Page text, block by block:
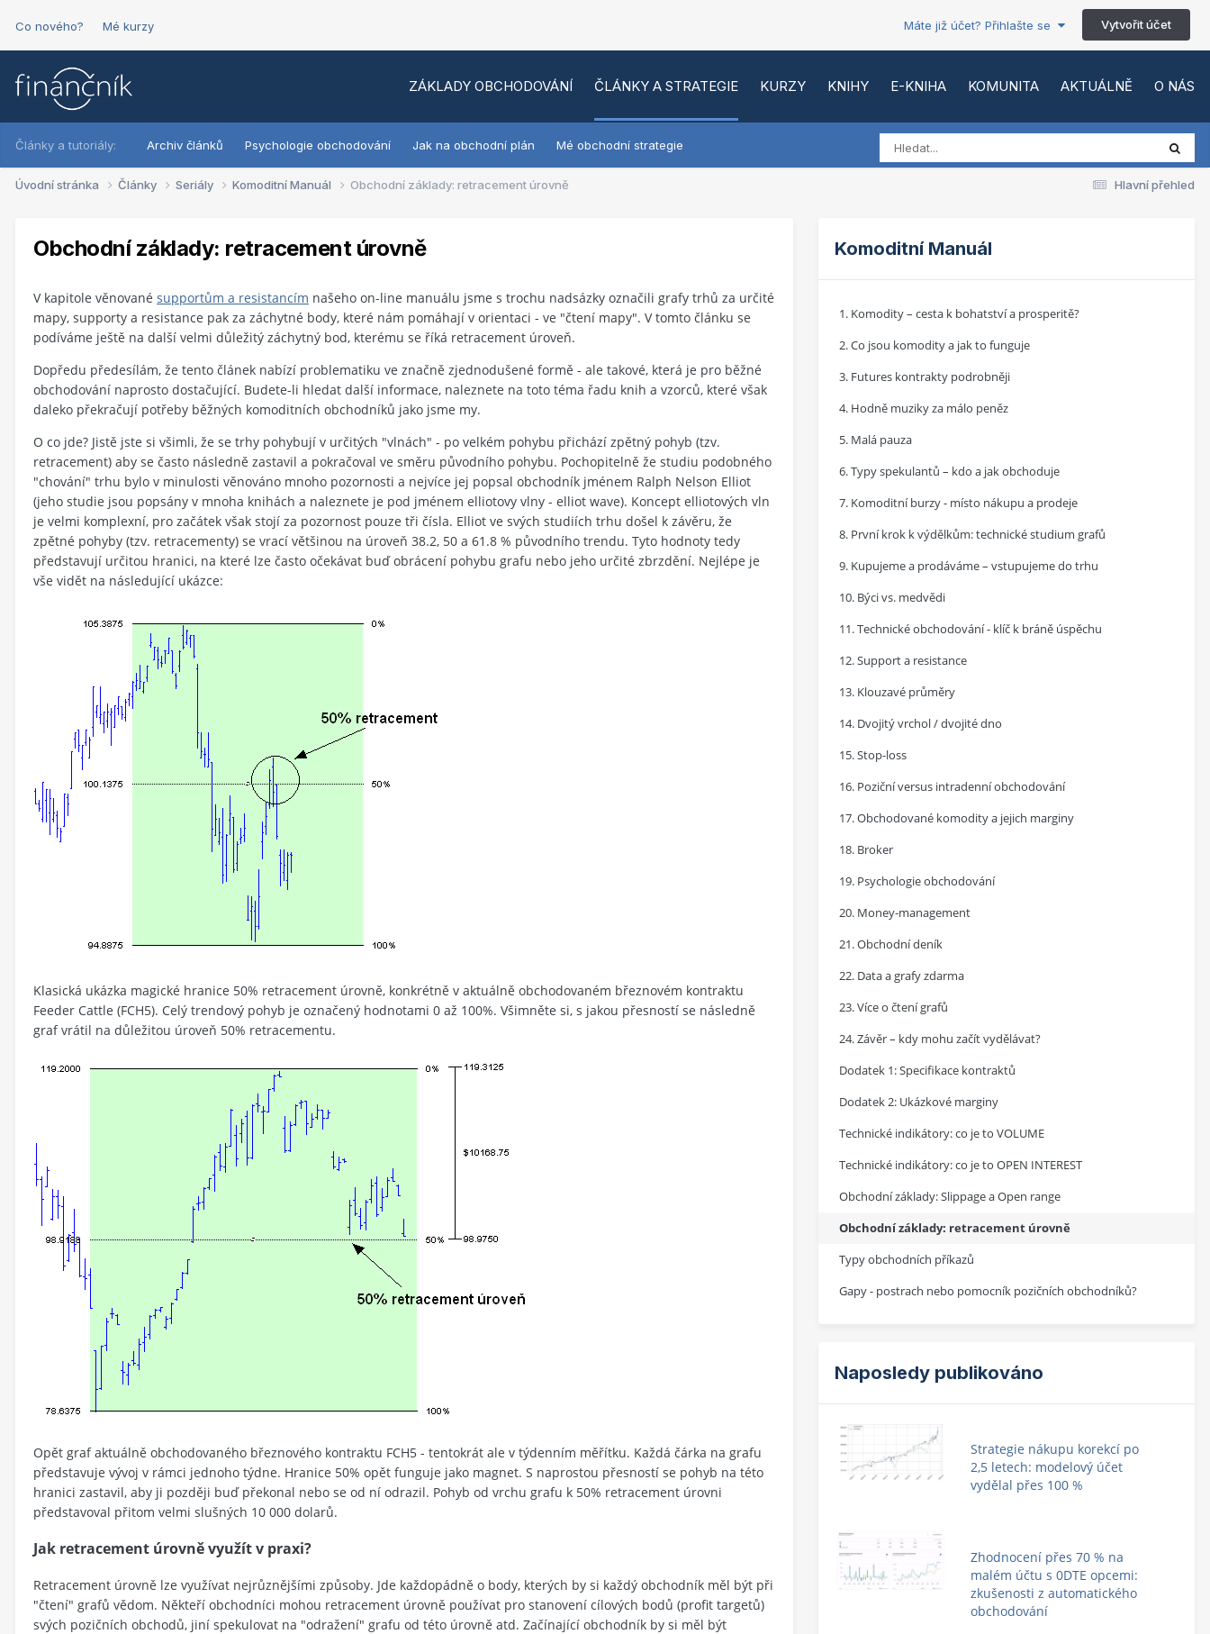
Co nového? Mé kurzy Máte již účet? Přihlašte se Vytvořit účet
ZÁKLADY OBCHODOVÁNÍ ČLÁNKY A STRATEGIE KURZY KNIHY E-KNIHA KOMUNITA AKTUÁLNĚ O NÁS
Články a tutoriály: Archiv článků Psychologie obchodování Jak na obchodní plán Mé obchodní strategie
Hlavní přehled
Úvodní stránka Články Seriály Komoditní Manuál Obchodní základy: retracement úrovně
Obchodní základy: retracement úrovně
V kapitole věnované supportům a resistancím našeho on-line manuálu jsme s trochu nadsázky označili grafy trhů za určité
mapy, supporty a resistance pak za záchytné body, které nám pomáhají v orientaci - ve "čtení mapy". V tomto článku se
podíváme ještě na další velmi důležitý záchytný bod, kterému se říká retracement úroveň.
Dopředu předesílám, že tento článek nabízí problematiku ve značně zjednodušené formě - ale takové, která je pro běžné
obchodování naprosto dostačující. Budete-li hledat další informace, naleznete na toto téma řadu knih a vzorců, které však
daleko překračují potřeby běžných komoditních obchodníků jako jsme my.
O co jde? Jistě jste si všimli, že se trhy pohybují v určitých "vlnách" - po velkém pohybu přichází zpětný pohyb (tzv.
retracement) aby se často následně zastavil a pokračoval ve směru původního pohybu. Pochopitelně že studiu podobného
"chování" trhu bylo v minulosti věnováno mnoho pozornosti a nejvíce jej popsal obchodník jménem Ralph Nelson Elliot
(jeho studie jsou popsány v mnoha knihách a naleznete je pod jménem elliotovy vlny - elliot wave). Koncept elliotových vln
je velmi komplexní, pro začátek však stojí za pozornost pouze tři čísla. Elliot ve svých studiích trhu došel k závěru, že
zpětné pohyby (tzv. retracementy) se vrací většinou na úroveň 38.2, 50 a 61.8 % původního trendu. Tyto hodnoty tedy
představují určitou hranici, na které lze často očekávat buď obrácení pohybu grafu nebo jeho určité zbrzdění. Nejlépe je
vše vidět na následující ukázce:
Klasická ukázka magické hranice 50% retracement úrovně, konkrétně v aktuálně obchodovaném březnovém kontraktu
Feeder Cattle (FCH5). Celý trendový pohyb je označený hodnotami 0 až 100%. Všimněte si, s jakou přesností se následně
graf vrátil na důležitou úroveň 50% retracementu.
Opět graf aktuálně obchodovaného březnového kontraktu FCH5 - tentokrát ale v týdenním měřítku. Každá čárka na grafu
představuje vývoj v rámci jednoho týdne. Hranice 50% opět funguje jako magnet. S naprostou přesností se pohyb na této
hranici zastavil, aby ji později buď překonal nebo se od ní odrazil. Pohyb od vrchu grafu k 50% retracement úrovni
představoval přitom velmi slušných 10 000 dolarů.
Jak retracement úrovně využít v praxi?
Retracement úrovně lze využívat nejrůznějšími způsoby. Jde každopádně o body, kterých by si každý obchodník měl být při
"čtení" grafů vědom. Někteří obchodníci mohou retracement úrovně používat pro stanovení cílových bodů (profit targetů)
svých pozičních obchodů, jiní spekulovat na "odražení" grafu od této úrovně atd. Začínající obchodník by si měl být
Komoditní Manuál
1. Komodity – cesta k bohatství a prosperitě?
2. Co jsou komodity a jak to funguje
3. Futures kontrakty podrobněji
4. Hodně muziky za málo peněz
5. Malá pauza
6. Typy spekulantů – kdo a jak obchoduje
7. Komoditní burzy - místo nákupu a prodeje
8. První krok k výdělkům: technické studium grafů
9. Kupujeme a prodáváme – vstupujeme do trhu
10. Býci vs. medvědi
11. Technické obchodování - klíč k bráně úspěchu
12. Support a resistance
13. Klouzavé průměry
14. Dvojitý vrchol / dvojité dno
15. Stop-loss
16. Poziční versus intradenní obchodování
17. Obchodované komodity a jejich marginy
18. Broker
19. Psychologie obchodování
20. Money-management
21. Obchodní deník
22. Data a grafy zdarma
23. Více o čtení grafů
24. Závěr – kdy mohu začít vydělávat?
Dodatek 1: Specifikace kontraktů
Dodatek 2: Ukázkové marginy
Technické indikátory: co je to VOLUME
Technické indikátory: co je to OPEN INTEREST
Obchodní základy: Slippage a Open range
Obchodní základy: retracement úrovně
Typy obchodních příkazů
Gapy - postrach nebo pomocník pozičních obchodníků?
Naposledy publikováno
Strategie nákupu korekcí po
2,5 letech: modelový účet
vydělal přes 100 %
Zhodnocení přes 70 % na
malém účtu s 0DTE opcemi:
zkušenosti z automatického
obchodování